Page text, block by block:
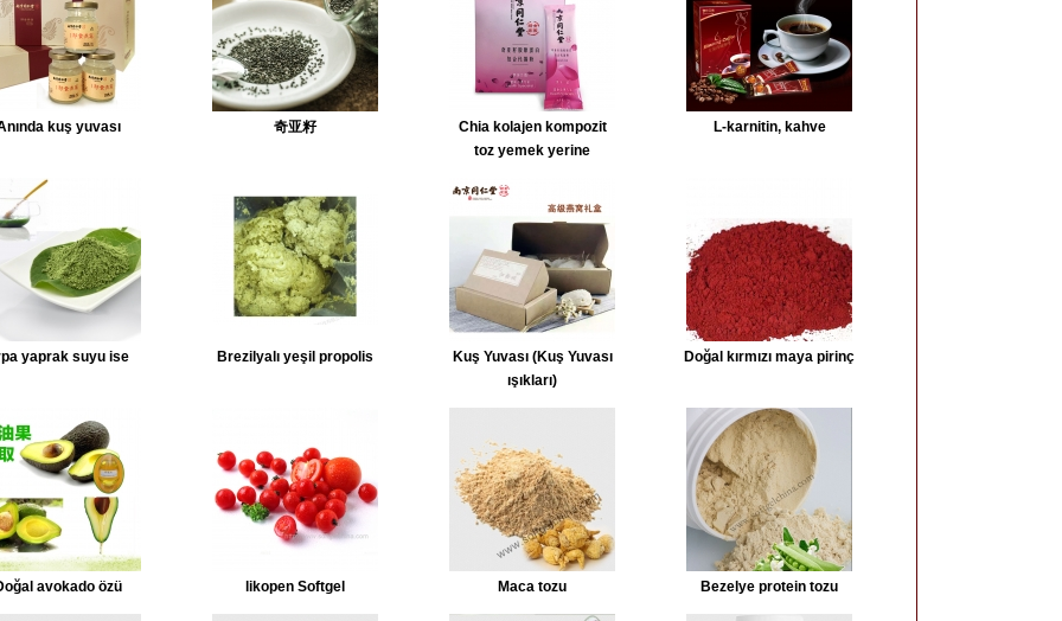
kuş yuvası 奇亚籽
Chia kolajen kompozit
toz yemek yerine
L-karnitin, kahve
yaprak suyu ise Brezilyalı yeşil propolis
Kuş Yuvası (Kuş Yuvası
ışıkları)
Doğal kırmızı maya pirinç
avokado özü likopen Softgel Maca tozu Bezelye protein tozu